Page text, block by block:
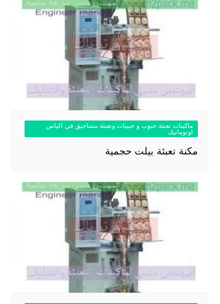
ماكينات تعبئة حبوب و حبيبات وتعبئة مساحيق في اكياس
اوتوماتيك
مكنة تعبئة بيلت حجمية